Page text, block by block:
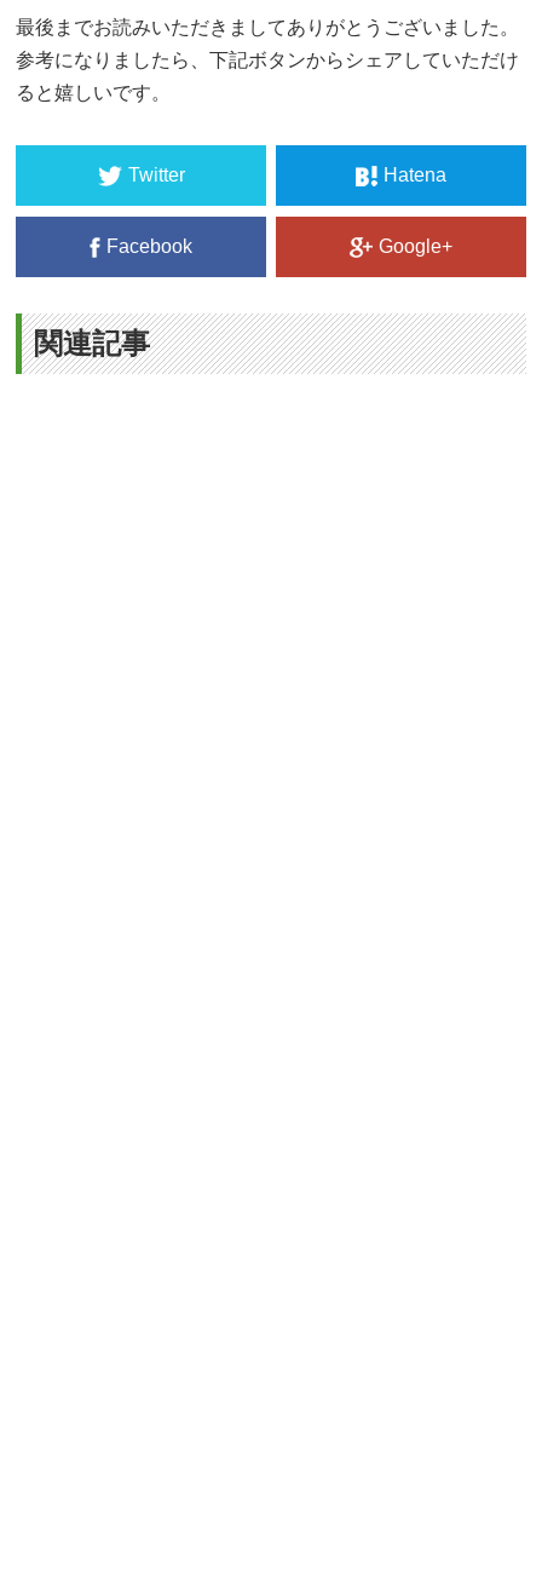
最後までお読みいただきましてありがとうございました。
参考になりましたら、下記ボタンからシェアしていただけ
ると嬉しいです。
Twitter Hatena
Facebook Google+
関連記事